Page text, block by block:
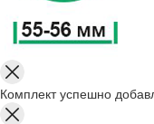
Комплект успешно